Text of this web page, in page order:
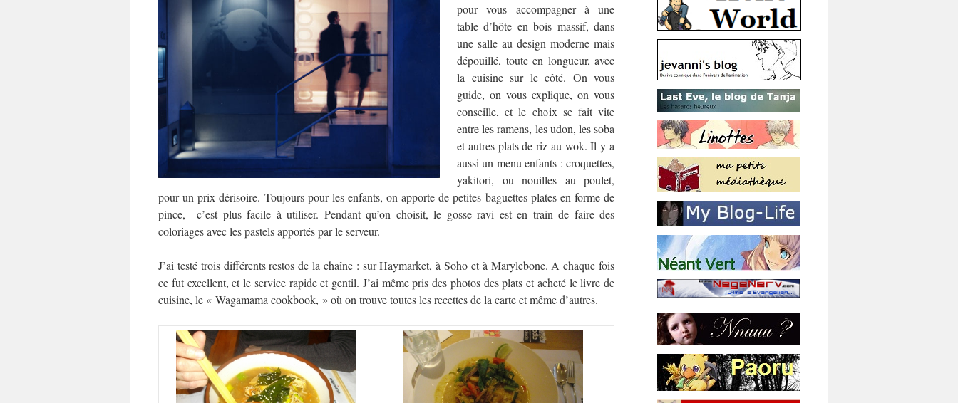
pour vous accompagner à une
table d’hôte en bois massif, dans
une salle au design moderne mais
dépouillé, toute en longueur, avec
la cuisine sur le côté. On vous
guide, on vous explique, on vous
conseille, et le choix se fait vite
entre les ramens, les udon, les soba
et autres plats de riz au wok. Il y a
aussi un menu enfants : croquettes,
yakitori, ou nouilles au poulet,
pour un prix dérisoire. Toujours pour les enfants, on apporte de petites baguettes plates en forme de
pince, c’est plus facile à utiliser. Pendant qu’on choisit, le gosse ravi est en train de faire des
coloriages avec les pastels apportés par le serveur.
J’ai testé trois différents restos de la chaîne : sur Haymarket, à Soho et à Marylebone. A chaque fois
ce fut excellent, et le service rapide et gentil. J’ai même pris des photos des plats et acheté le livre de
cuisine, le « Wagamama cookbook, » où on trouve toutes les recettes de la carte et même d’autres.